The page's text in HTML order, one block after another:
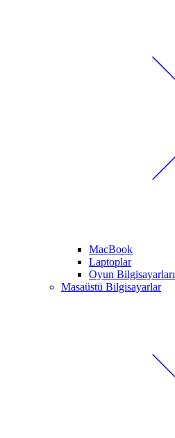
MacBook
Laptoplar
Oyun Bilgisayarları
Masaüstü Bilgisayarlar